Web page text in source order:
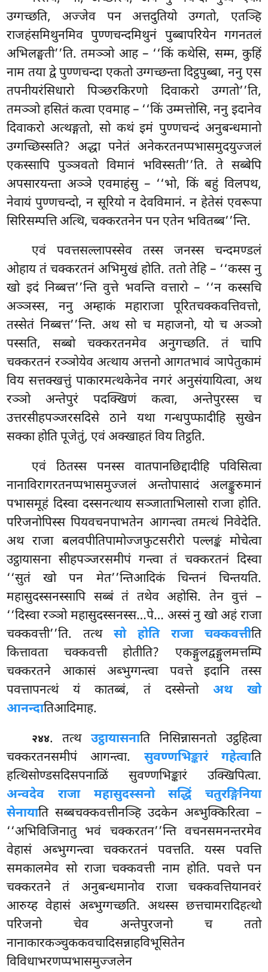
उग्गच्छति, अज्जेव पन अत्तदुतियो उग्गतो, एतञ्हि
राजहंसमिथुनमिव पुण्णचन्दमिथुनं पुब्बापरियेन गगनतलं
अभिलङ्घती’’ति. तमञ्ञो आह – ‘‘किं कथेसि, सम्म, कुहिं
नाम तया द्वे पुण्णचन्दा एकतो उग्गच्छन्ता दिट्ठपुब्बा, ननु एस
तपनीयरंसिधारो पिञ्छरकिरणो दिवाकरो उग्गतो’’ति,
तमञ्ञो हसितं कत्वा एवमाह – ‘‘किं उम्मत्तोसि, ननु इदानेव
दिवाकरो अत्थङ्गतो, सो कथं इमं पुण्णचन्दं अनुबन्धमानो
उग्गच्छिस्सति? अद्धा पनेतं अनेकरतनप्पभासमुदयुज्जलं
एकस्सापि पुञ्ञवतो विमानं भविस्सती’’ति. ते सब्बेपि
अपसारयन्ता अञ्ञे एवमाहंसु – ‘‘भो, किं बहुं विलपथ,
नेवायं पुण्णचन्दो, न सूरियो न देवविमानं. न हेतेसं एवरूपा
सिरिसम्पत्ति अत्थि, चक्करतनेन पन एतेन भवितब्ब’’न्ति.
एवं पवत्तसल्लापस्सेव तस्स जनस्स चन्दमण्डलं
ओहाय तं चक्करतनं अभिमुखं होति. ततो तेहि – ‘‘कस्स नु
खो इदं निब्बत्त’’न्ति वुत्ते भवन्ति वत्तारो – ‘‘न कस्सचि
अञ्ञस्स, ननु अम्हाकं महाराजा पूरितचक्कवत्तिवत्तो,
तस्सेतं निब्बत्त’’न्ति. अथ सो च महाजनो, यो च अञ्ञो
पस्सति, सब्बो चक्करतनमेव अनुगच्छति. तं चापि
चक्करतनं रञ्ञोयेव अत्थाय अत्तनो आगतभावं ञापेतुकामं
विय सत्तक्खत्तुं पाकारमत्थकेनेव नगरं अनुसंयायित्वा, अथ
रञ्ञो अन्तेपुरं पदक्खिणं कत्वा, अन्तेपुरस्स च
उत्तरसीहपञ्जरसदिसे ठाने यथा गन्धपुप्फादीहि सुखेन
सक्का होति पूजेतुं, एवं अक्खाहतं विय तिट्ठति.
एवं ठितस्स पनस्स वातपानछिद्दादीहि पविसित्वा
नानाविरागरतनप्पभासमुज्जलं अन्तोपासादं अलङ्कुरुमानं
पभासमूहं दिस्वा दस्सनत्थाय सञ्जाताभिलासोराजा होति.
परिजनोपिस्स पियवचनपाभतेन आगन्त्वा तमत्थं निवेदेति.
अथ राजा बलवपीतिपामोज्जफुटसरीरो पल्लङ्कं मोचेत्वा
उट्ठायासना सीहपञ्जरसमीपं गन्त्वा तं चक्करतनं दिस्वा
‘‘सुतं खो पन मेत’’न्तिआदिकं चिन्तनं चिन्तयति.
महासुदस्सनस्सापि सब्बं तं तथेव अहोसि. तेन वुत्तं –
‘‘दिस्वा रञ्ञो महासुदस्सनस्स…पे… अस्सं नु खो अहं राजा
चक्कवत्ती’’ति. तत्थसो होति राजा चक्कवत्तीति
कित्तावता चक्कवत्ती होतीति? एकङ्गुलद्वङ्गुलमत्तम्पि
चक्करतने आकासं अब्भुग्गन्त्वा पवत्ते इदानि तस्स
पवत्तापनत्थं यं कातब्बं, तं दस्सेन्तो अथ खो
आनन्दातिआदिमाह.
२४४. तत्थ उट्ठायासनाति निसिन्नासनतो उट्ठहित्वा
चक्करतनसमीपं आगन्त्वा. सुवण्णभिङ्कारं गहेत्वाति
हत्थिसोण्डसदिसपनाळिं सुवण्णभिङ्कारं उक्खिपित्वा.
अन्वदेव राजा महासुदस्सनो सद्धिं चतुरङ्गिनिया
सेनायाति सब्बचक्कवत्तीनञ्हि उदकेन अब्भुक्किरित्वा –
‘‘अभिविजिनातु भवं चक्करतन’’न्ति वचनसमनन्तरमेव
वेहासं अब्भुग्गन्त्वा चक्करतनं पवत्तति. यस्स पवत्ति
समकालमेव सो राजा चक्कवत्ती नाम होति. पवत्ते पन
चक्करतने तं अनुबन्धमानोव राजा चक्कवत्तियानवरं
आरुय्ह वेहासं अब्भुग्गच्छति. अथस्स छत्तचामरादिहत्थो
परिजनो चेव अन्तेपुरजनो च ततो
नानाकारकञ्चुककवचादिसन्नाहविभूसितेन
विविधाभरणप्पभासमुज्जलेन